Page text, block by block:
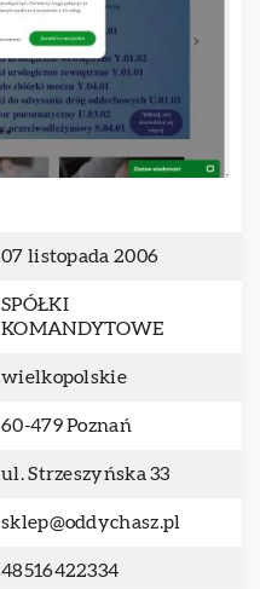
07 listopada 2006
SPÓŁKI
KOMANDYTOWE
wielkopolskie
60-479 Poznań
ul. Strzeszyńska 33
sklep@oddychasz.pl
48516422334